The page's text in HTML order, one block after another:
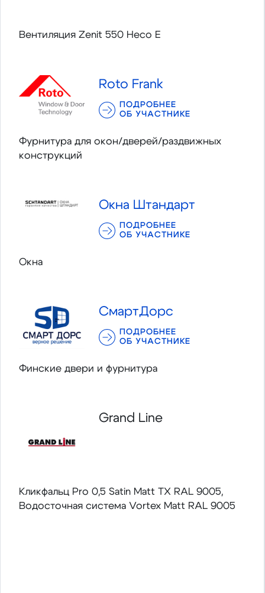
Вентиляция Zenit 550 Heco E
Roto Frank
ПОДРОБНЕЕ
ОБ УЧАСТНИКЕ
Фурнитура для окон/дверей/раздвижных
конструкций
Окна Штандарт
ПОДРОБНЕЕ
ОБ УЧАСТНИКЕ
Окна
СмартДорс
ПОДРОБНЕЕ
ОБ УЧАСТНИКЕ
Финские двери и фурнитура
Grand Line
Кликфальц Pro 0,5 Satin Matt TX RAL 9005,
Водосточная система Vortex Matt RAL 9005